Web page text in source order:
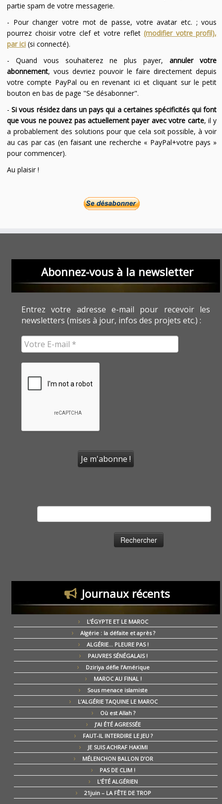
partie spam de votre messagerie.
- Pour changer votre mot de passe, votre avatar etc. ; vous
pourrez choisir votre clef et votre reflet(modifier votre profil),
par ici(si connecté).
- Quand vous souhaiterez ne plus payer,annuler votre
abonnement, vous devriez pouvoir le faire directement depuis
votre compte PayPal ou en revenant ici et cliquant sur le petit
bouton en bas de page "Se désabonner".
-Si vous résidez dans un pays qui a certaines spécificités qui font
que vous ne pouvez pas actuellement payer avec votre carte, il y
a probablement des solutions pour que cela soit possible, à voir
au cas par cas (en faisant une recherche « PayPal+votre pays »
pour commencer).
Au plaisir !
Abonnez-vous à la newsletter
Entrez votre adresse e-mail pour recevoir les
newsletters (mises à jour, infos des projets etc.) :
Journaux récents
L’ÉGYPTE ET LE MAROC
Algérie : la défaite et après ?
ALGÉRIE… PLEURE PAS !
PAUVRES SÉNÉGALAIS !
Dziriya défie l’Amérique
MAROC AU FINAL !
Sous menace islamiste
L’ALGÉRIE TAQUINE LE MAROC
Où est Allah ?
J’AI ÉTÉ AGRESSÉE
FAUT-IL INTERDIRE LE JEU ?
JE SUIS ACHRAF HAKIMI
MÉLENCHON BALLON D’OR
PAS DE CLIM !
L’ÉTÉ ALGÉRIEN
21juin – LA FÊTE DE TROP